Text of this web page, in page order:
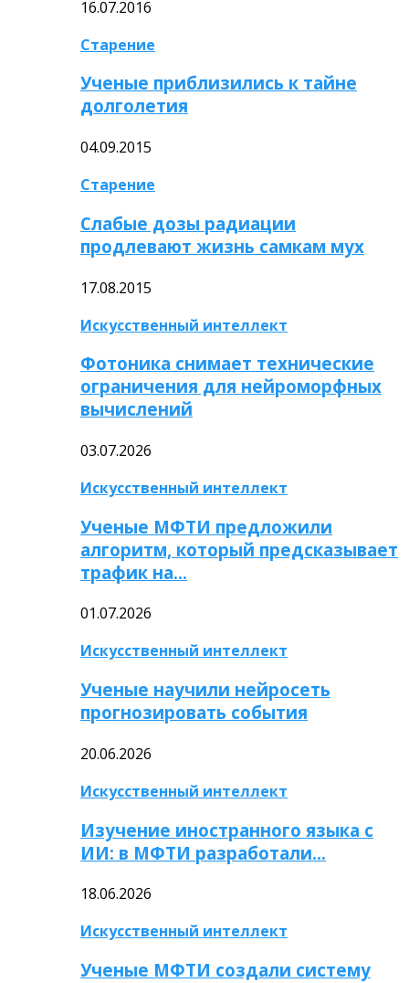
16.07.2016
Старение
Ученые приблизились к тайне
долголетия
04.09.2015
Старение
Слабые дозы радиации
продлевают жизнь самкам мух
17.08.2015
Искусственный интеллект
Фотоника снимает технические
ограничения для нейроморфных
вычислений
03.07.2026
Искусственный интеллект
Ученые МФТИ предложили
алгоритм, который предсказывает
трафик на…
01.07.2026
Искусственный интеллект
Ученые научили нейросеть
прогнозировать события
20.06.2026
Искусственный интеллект
Изучение иностранного языка с
ИИ: в МФТИ разработали…
18.06.2026
Искусственный интеллект
Ученые МФТИ создали систему